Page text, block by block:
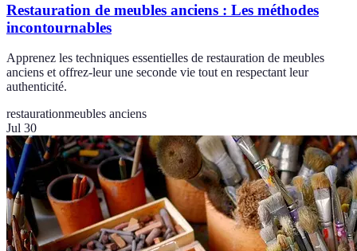
Restauration de meubles anciens : Les méthodes
incontournables
Apprenez les techniques essentielles de restauration de meubles
anciens et offrez-leur une seconde vie tout en respectant leur
authenticité.
restaurationmeubles anciens
Jul 30